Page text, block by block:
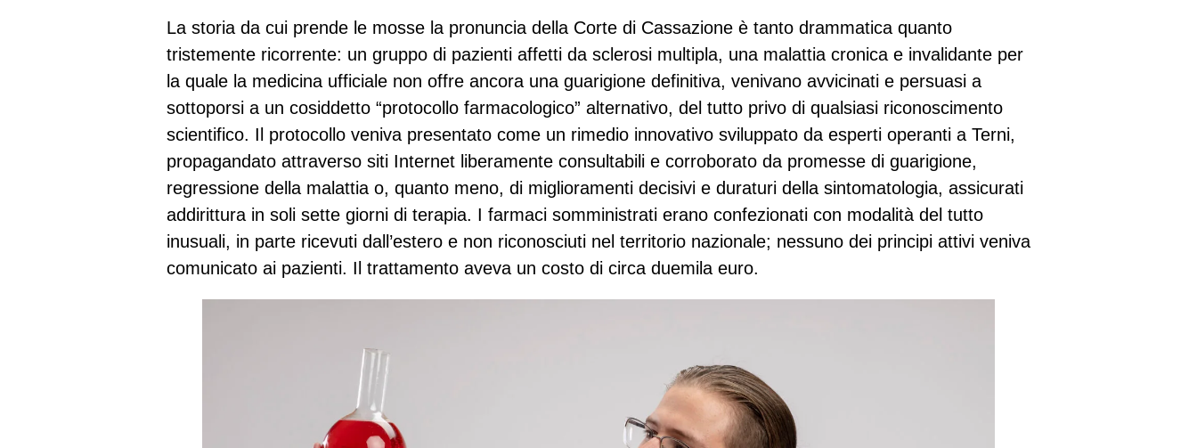
La storia da cui prende le mosse la pronuncia della Corte di Cassazione è tanto drammatica quanto
tristemente ricorrente: un gruppo di pazienti affetti da sclerosi multipla, una malattia cronica e invalidante per
la quale la medicina ufficiale non offre ancora una guarigione definitiva, venivano avvicinati e persuasi a
sottoporsi a un cosiddetto “protocollo farmacologico” alternativo, del tutto privo di qualsiasi riconoscimento
scientifico. Il protocollo veniva presentato come un rimedio innovativo sviluppato da esperti operanti a Terni,
propagandato attraverso siti Internet liberamente consultabili e corroborato da promesse di guarigione,
regressione della malattia o, quanto meno, di miglioramenti decisivi e duraturi della sintomatologia, assicurati
addirittura in soli sette giorni di terapia. I farmaci somministrati erano confezionati con modalità del tutto
inusuali, in parte ricevuti dall’estero e non riconosciuti nel territorio nazionale; nessuno dei principi attivi veniva
comunicato ai pazienti. Il trattamento aveva un costo di circa duemila euro.